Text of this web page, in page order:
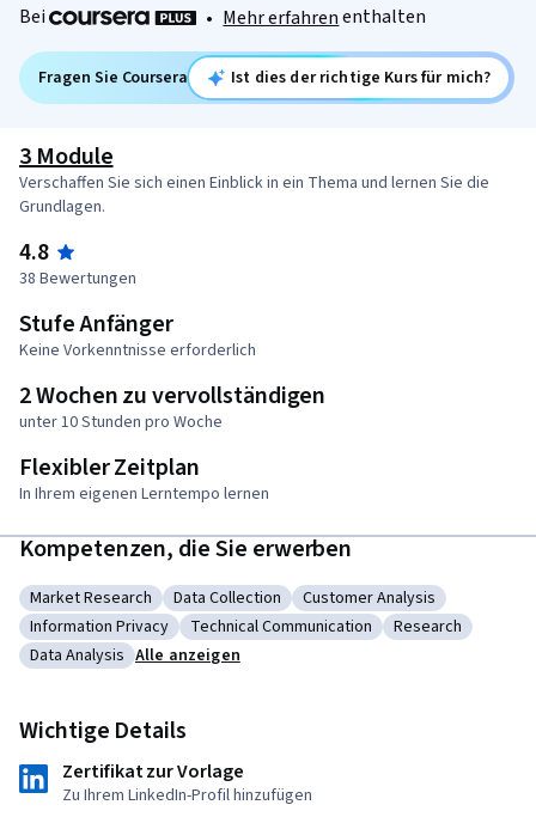
Bei
• Mehr erfahrenenthalten
Fragen Sie Coursera Ist dies der richtige Kurs für mich?
3 Module
Verschaffen Sie sich einen Einblick in ein Thema und lernen Sie die
Grundlagen.
4.8
38 Bewertungen
Stufe Anfänger
Keine Vorkenntnisse erforderlich
2 Wochen zu vervollständigen
unter 10 Stunden pro Woche
Flexibler Zeitplan
In Ihrem eigenen Lerntempo lernen
Kompetenzen, die Sie erwerben
Kategorie: Market Research
Market Research Kategorie: Data Collection
Data Collection Kategorie: Customer
Customer Analysis
Kategorie: Information Privacy
Information Privacy Kategorie: Technical Communication
Technical Communication Kategorie:
Research
Kategorie: Data Analysis
Data Analysis Alle anzeigen
Wichtige Details
Zertifikat zur Vorlage
Zu Ihrem LinkedIn-Profil hinzufügen